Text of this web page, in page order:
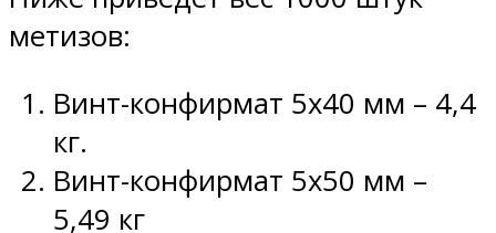
метизов:
Винт-конфирмат 5х40 мм – 4,4
кг.
Винт-конфирмат 5х50 мм –
5,49 кг